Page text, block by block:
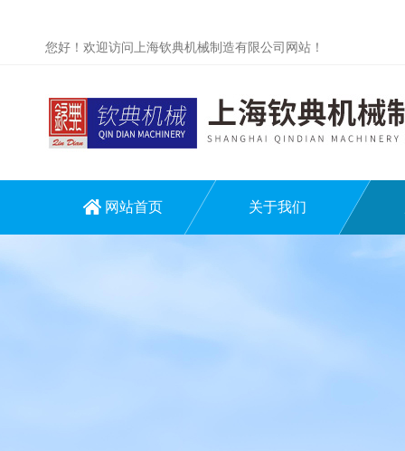
您好！欢迎访问上海钦典机械制造有限公司网站！
网站首页 关于我们